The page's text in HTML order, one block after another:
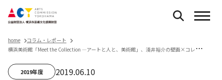
home コラム・レポート
横
浜美術館「Meet the Collection ―アートと人と、美術館」、淺井裕介の壁画×コレクションが一期一会の展示に
2019年度 2019.06.10